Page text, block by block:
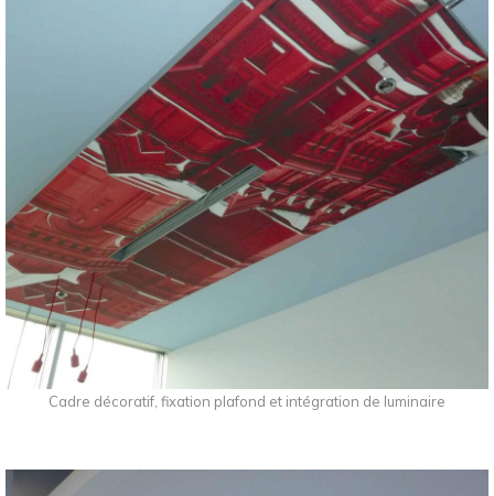
Cadre décoratif, fixation plafond et intégration de luminaire